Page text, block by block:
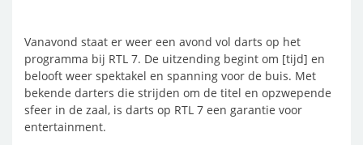
Vanavond staat er weer een avond vol darts op het
programma bij RTL 7. De uitzending begint om [tijd] en
belooft weer spektakel en spanning voor de buis. Met
bekende darters die strijden om de titel en opzwepende
sfeer in de zaal, is darts op RTL 7 een garantie voor
entertainment.